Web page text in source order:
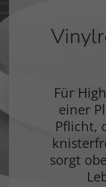
Für
einer
Pflicht,
sorgt